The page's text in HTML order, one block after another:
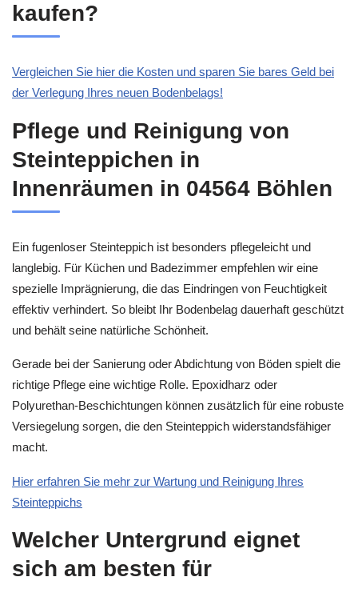
kaufen?
Vergleichen Sie hier die Kosten und sparen Sie bares Geld bei
der Verlegung Ihres neuen Bodenbelags!
Pflege und Reinigung von
Steinteppichen in
Innenräumen in 04564 Böhlen
Ein fugenloser Steinteppich ist besonders pflegeleicht und
langlebig. Für Küchen und Badezimmer empfehlen wir eine
spezielle Imprägnierung, die das Eindringen von Feuchtigkeit
effektiv verhindert. So bleibt Ihr Bodenbelag dauerhaft geschützt
und behält seine natürliche Schönheit.
Gerade bei der Sanierung oder Abdichtung von Böden spielt die
richtige Pflege eine wichtige Rolle. Epoxidharz oder
Polyurethan-Beschichtungen können zusätzlich für eine robuste
Versiegelung sorgen, die den Steinteppich widerstandsfähiger
macht.
Hier erfahren Sie mehr zur Wartung und Reinigung Ihres
Steinteppichs
Welcher Untergrund eignet
sich am besten für